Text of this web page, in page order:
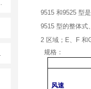
9515 和9525 型
9515 型的整体式
2 区域； E、 F 和
规格：
风速